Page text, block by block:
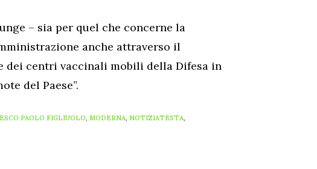
– sia per quel che concerne la
anche attraverso il
centri vaccinali mobili della Difesa in
del Paese”.
PAOLO FIGLIUOLO, MODERNA, NOTIZIATESTA,